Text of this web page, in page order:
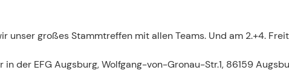
unser großes Stammtreffen mit allen Teams. Und am 2.+4.
in der EFG Augsburg, Wolfgang-von-Gronau-Str.1, 86159